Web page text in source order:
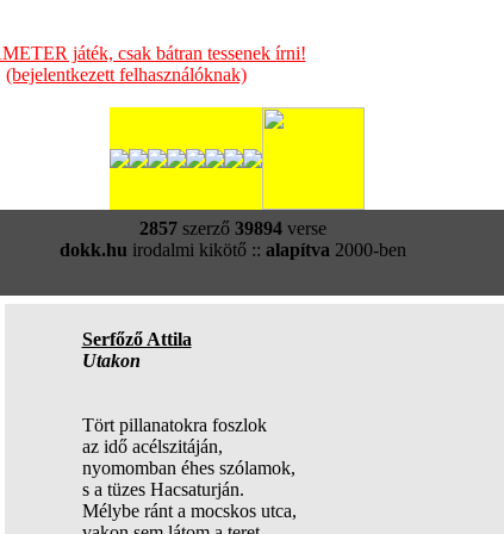
játék, csak bátran tessenek írni!
(bejelentkezett felhasználóknak)
2857szerző 39894verse
dokk.hu irodalmi kikötő :: alapítva 2000-ben
Serfőző Attila
Utakon
Tört pillanatokra foszlok
az idő acélszitáján,
nyomomban éhes szólamok,
s a tüzes Hacsaturján.
Mélybe ránt a mocskos utca,